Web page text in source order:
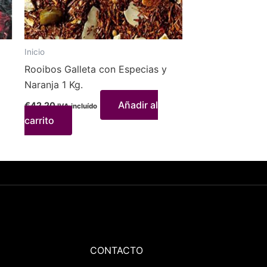
Inicio
Rooibos Galleta con Especias y
Naranja 1 Kg.
€42,20 IVA incluído
Añadir al
carrito
CONTACTO